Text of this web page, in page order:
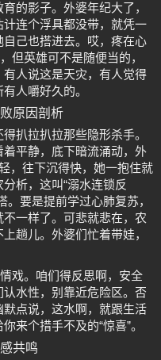
的影子。外婆年纪大了，
连个浮具都没带，就凭一
己也搭进去。哎，疼在心
但英雄可不是随便当的，
人说这是天灾，有人觉得
人嚼好久的。
原因剖析
扒拉扒拉那些隐形杀手。
平静，底下暗流涌动，外
，往下沉得快，她一抱住就
析，这叫“溺水连锁反
。要是提前学过心肺复苏，
一样了。可悲就悲在，农
趟儿。外婆们忙着带娃，
戏。咱们得反思啊，安全
水性，别靠近危险区。否
点说，这水啊，就跟生活
来个措手不及的“惊喜”。
共鸣